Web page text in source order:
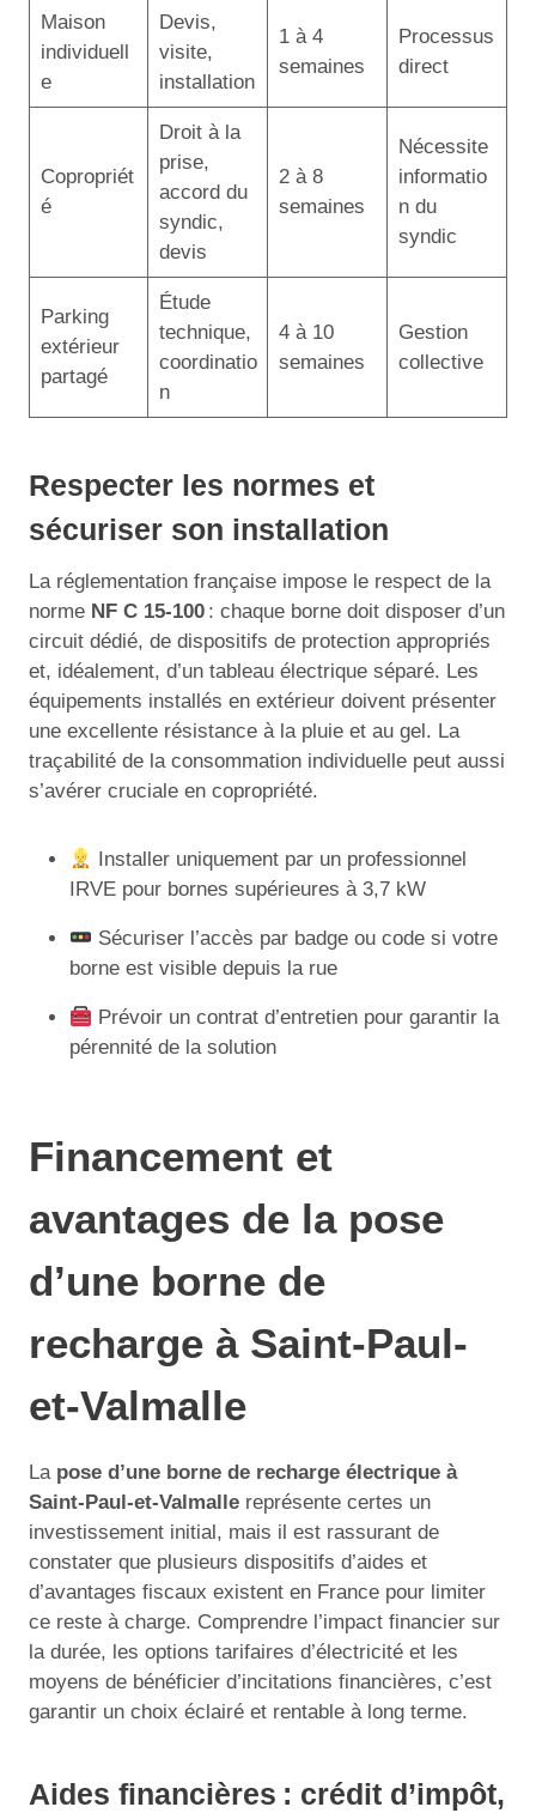
Maison
individuell
e
Devis,
visite,
installation
1 à 4
semaines
Processus
direct
Copropriét
é
Droit à la
prise,
accord du
syndic,
devis
2 à 8
semaines
Nécessite
informatio
n du
syndic
Parking
extérieur
partagé
Étude
technique,
coordinatio
n
4 à 10
semaines
Gestion
collective
Respecter les normes et
sécuriser son installation
La réglementation française impose le respect de la
norme NF C 15-100 : chaque borne doit disposer d’un
circuit dédié, de dispositifs de protection appropriés
et, idéalement, d’un tableau électrique séparé. Les
équipements installés en extérieur doivent présenter
une excellente résistance à la pluie et au gel. La
traçabilité de la consommation individuelle peut aussi
s’avérer cruciale en copropriété.
Installer uniquement par un professionnel
IRVE pour bornes supérieures à 3,7 kW
Sécuriser l’accès par badge ou code si votre
borne est visible depuis la rue
Prévoir un contrat d’entretien pour garantir la
pérennité de la solution
Financement et
avantages de la pose
d’une borne de
recharge à Saint-Paul-
et-Valmalle
La pose d’une borne de recharge électrique à
Saint-Paul-et-Valmalle représente certes un
investissement initial, mais il est rassurant de
constater que plusieurs dispositifs d’aides et
d’avantages fiscaux existent en France pour limiter
ce reste à charge. Comprendre l’impact financier sur
la durée, les options tarifaires d’électricité et les
moyens de bénéficier d’incitations financières, c’est
garantir un choix éclairé et rentable à long terme.
Aides financières : crédit d’impôt,